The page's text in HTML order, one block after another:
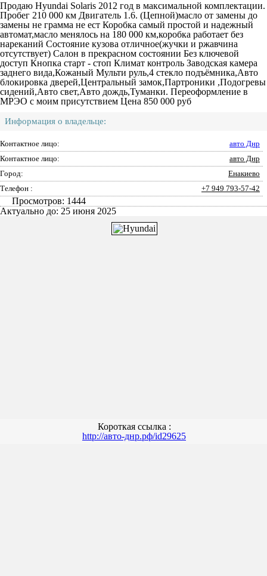
Продаю Hyundai Solaris 2012 год в максимальной комплектации.
Пробег 210 000 км Двигатель 1.6. (Цепной)масло от замены до
замены не грамма не ест Коробка самый простой и надежный
автомат,масло менялось на 180 000 км,коробка работает без
нареканий️️ Состояние кузова отличное(жучки и ржавчина
отсутствует) ️Салон в прекрасном состоянии ️Без ключевой
доступ Кнопка старт - стоп Климат контроль Заводская камера
заднего вида,Кожаный Мульти руль,4 стекло подъёмника,Авто
блокировка дверей,Центральный замок,Партроники ,Подогревы
сидений,Авто свет,Авто дождь,Туманки. Переоформление в
МРЭО с моим присутствием️ Цена 850 000 руб
Информация о владельце:
Контактное лицо:
авто Днр
Контактное лицо:
авто Днр
Город:
Енакиево
Телефон :
+7 949 793-57-42
Просмотров: 1444
Актуально до: 25 июня 2025
Короткая ссылка :
http://авто-днр.рф/id29625